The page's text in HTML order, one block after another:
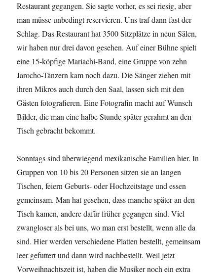
Restaurant gegangen. Sie sagte vorher, es sei riesig, aber
man müsse unbedingt reservieren. Uns traf dann fast der
Schlag. Das Restaurant hat 3500 Sitzplätze in neun Sälen,
wir haben nur drei davon gesehen. Auf einer Bühne spielt
eine 15-köpfige Mariachi-Band, eine Gruppe von zehn
Jarocho-Tänzern kam noch dazu. Die Sänger ziehen mit
ihren Mikros auch durch den Saal, lassen sich mit den
Gästen fotografieren. Eine Fotografin macht auf Wunsch
Bilder, die man eine halbe Stunde später gerahmt an den
Tisch gebracht bekommt.
Sonntags sind überwiegend mexikanische Familien hier. In
Gruppen von 10 bis 20 Personen sitzen sie an langen
Tischen, feiern Geburts- oder Hochzeitstage und essen
gemeinsam. Man hat gesehen, dass manche später an den
Tisch kamen, andere dafür früher gegangen sind. Viel
zwangloser als bei uns, wo man erst bestellt, wenn alle da
sind. Hier werden verschiedene Platten bestellt, gemeinsam
leer gefuttert und dann wird nachbestellt. Weil jetzt
Vorweihnachtszeit ist, haben die Musiker noch ein extra